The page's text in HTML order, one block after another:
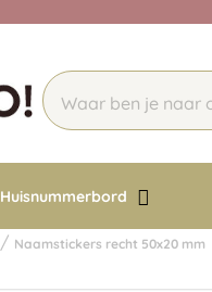
Huisnummerbord
Naamstickers recht 50x20 mm